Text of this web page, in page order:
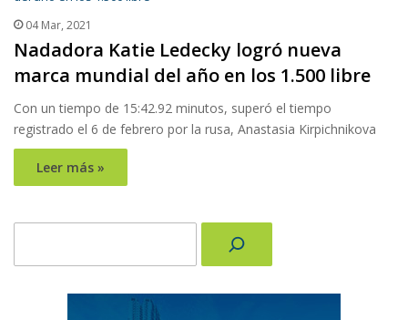
04 Mar, 2021
Nadadora Katie Ledecky logró nueva
marca mundial del año en los 1.500 libre
Con un tiempo de 15:42.92 minutos, superó el tiempo
registrado el 6 de febrero por la rusa, Anastasia Kirpichnikova
Leer más »